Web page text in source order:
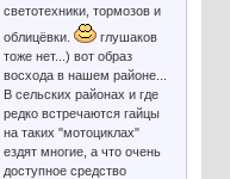
светотехники, тормозов и
облицёвки.
глушаков
тоже нет...) вот образ
восхода в нашем районе...
В сельских районах и где
редко встречаются гайцы
на таких "мотоциклах"
ездят многие, а что очень
доступное средство